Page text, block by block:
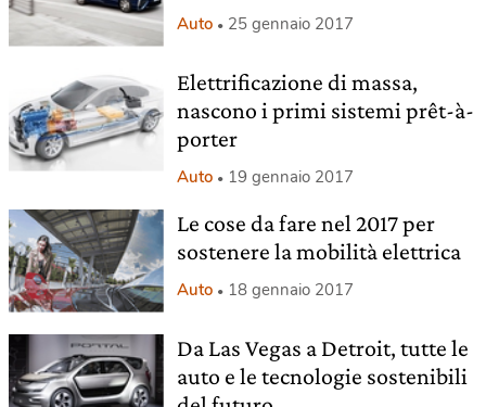
Auto 25 gennaio 2017
Elettrificazione di massa,
nascono i primi sistemi prêt-à-
porter
Auto 19 gennaio 2017
Le cose da fare nel 2017 per
sostenere la mobilità elettrica
Auto 18 gennaio 2017
Da Las Vegas a Detroit, tutte le
auto e le tecnologie sostenibili